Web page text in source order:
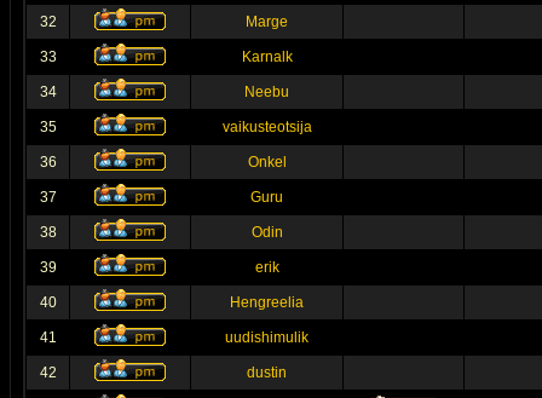
32 Marge
33 Karnalk
34 Neebu
35 vaikusteotsija
36 Onkel
37 Guru
38 Odin
39 erik
40 Hengreelia
41 uudishimulik
42 dustin